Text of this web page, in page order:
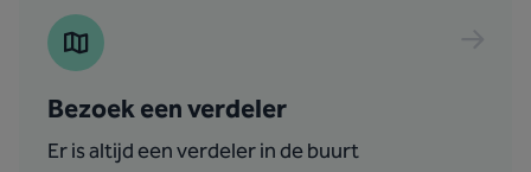
Bezoek een verdeler
Er is altijd een verdeler in de buurt